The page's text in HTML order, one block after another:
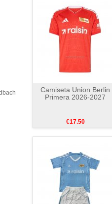
Camiseta Union Berlin
Primera 2026-2027
€17.50